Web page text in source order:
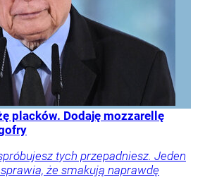
placków. Dodaję mozzarellę
tych przepadniesz. Jeden
że smakują naprawdę